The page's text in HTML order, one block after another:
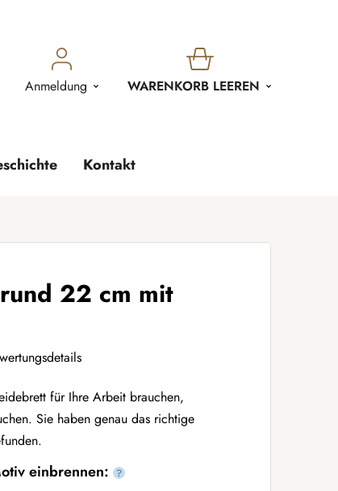
Anmeldung
WARENKORB
WARENKORB LEEREN
Kontakt
22 cm mit
für Ihre Arbeit brauchen,
Sie haben genau das richtige
einbrennen: ?